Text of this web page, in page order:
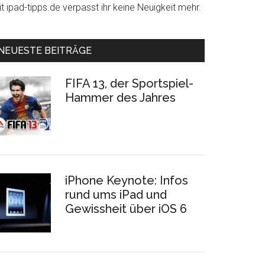
ipad-tipps.de verpasst ihr keine Neuigkeit mehr.
BEITRÄGE
FIFA 13, der Sportspiel-
Hammer des Jahres
iPhone Keynote: Infos
rund ums iPad und
Gewissheit über iOS 6